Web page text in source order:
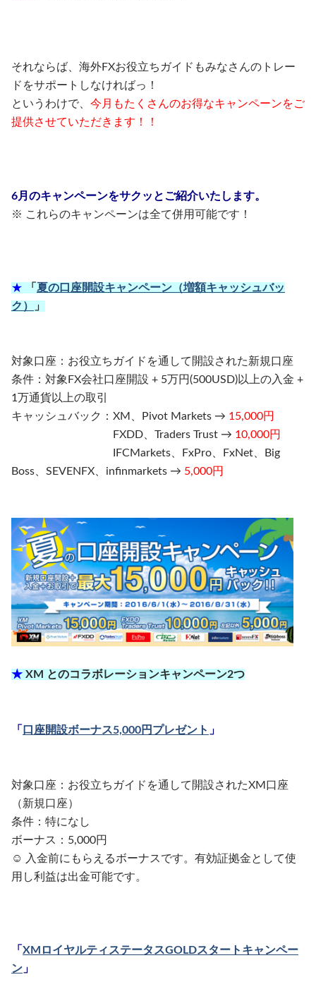
それならば、海外FXお役立ちガイドもみなさんのトレー
ドをサポートしなければっ！
というわけで、 今月もたくさんのお得なキャンペーンをご
提供させていただきます！！
6月のキャンペーンをサクッとご紹介いたします。
※ これらのキャンペーンは全て併用可能です！
★ 「 夏の口座開設キャンペーン（増額キャッシュバッ
ク）
」
対象口座：お役立ちガイドを通して開設された新規口座
条件：対象FX会社口座開設 + 5万円(500USD)以上の入金 +
1万通貨以上の取引
キャッシュバック：XM、Pivot Markets → 15,000円
FXDD、Traders Trust → 10,000円
IFCMarkets、FxPro、FxNet、Big
Boss、SEVENFX、infinmarkets → 5,000円
★ XM とのコラボレーションキャンペーン2つ
「 口座開設ボーナス5,000円プレゼント 」
対象口座：お役立ちガイドを通して開設されたXM口座
（新規口座）
条件：特になし
ボーナス：5,000円
☺︎ 入金前にもらえるボーナスです。有効証拠金として使
用し利益は出金可能です。
「 XMロイヤルティステータスGOLDスタートキャンペー
ン 」